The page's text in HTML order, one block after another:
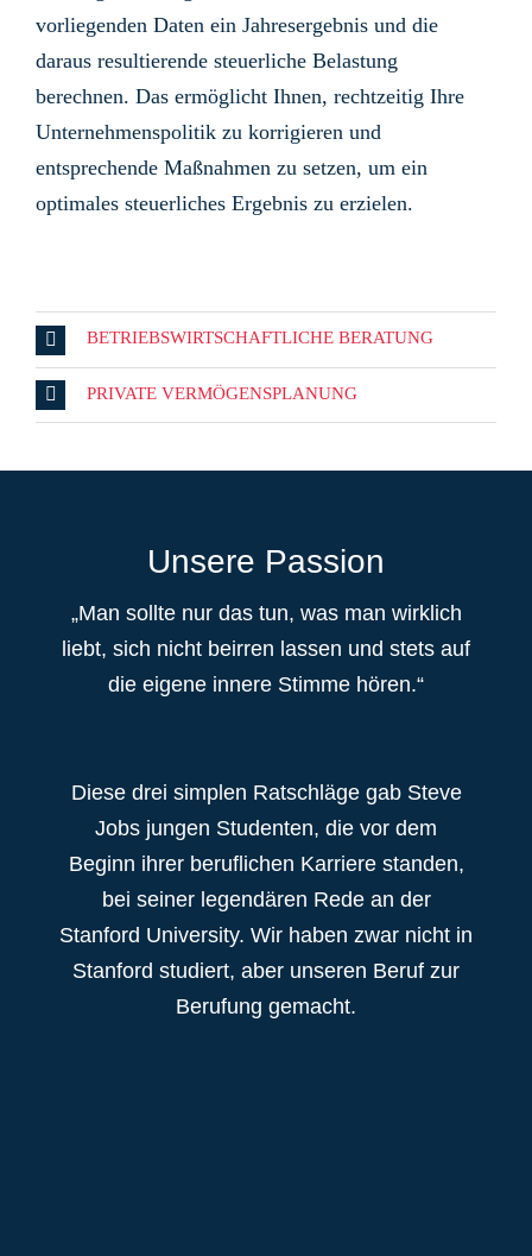
vorliegenden Daten ein Jahresergebnis und die
daraus resultierende steuerliche Belastung
berechnen. Das ermöglicht Ihnen, rechtzeitig Ihre
Unternehmenspolitik zu korrigieren und
entsprechende Maßnahmen zu setzen, um ein
optimales steuerliches Ergebnis zu erzielen.
BETRIEBSWIRTSCHAFTLICHE BERATUNG
PRIVATE VERMÖGENSPLANUNG
Unsere Passion
„Man sollte nur das tun, was man wirklich
liebt, sich nicht beirren lassen und stets auf
die eigene innere Stimme hören.“
Diese drei simplen Ratschläge gab Steve
Jobs jungen Studenten, die vor dem
Beginn ihrer beruflichen Karriere standen,
bei seiner legendären Rede an der
Stanford University. Wir haben zwar nicht in
Stanford studiert, aber unseren Beruf zur
Berufung gemacht.